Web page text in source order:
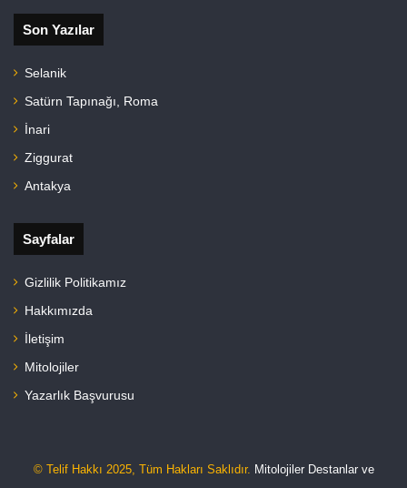
Son Yazılar
Selanik
Satürn Tapınağı, Roma
İnari
Ziggurat
Antakya
Sayfalar
Gizlilik Politikamız
Hakkımızda
İletişim
Mitolojiler
Yazarlık Başvurusu
© Telif Hakkı 2025, Tüm Hakları Saklıdır. Mitolojiler Destanlar ve